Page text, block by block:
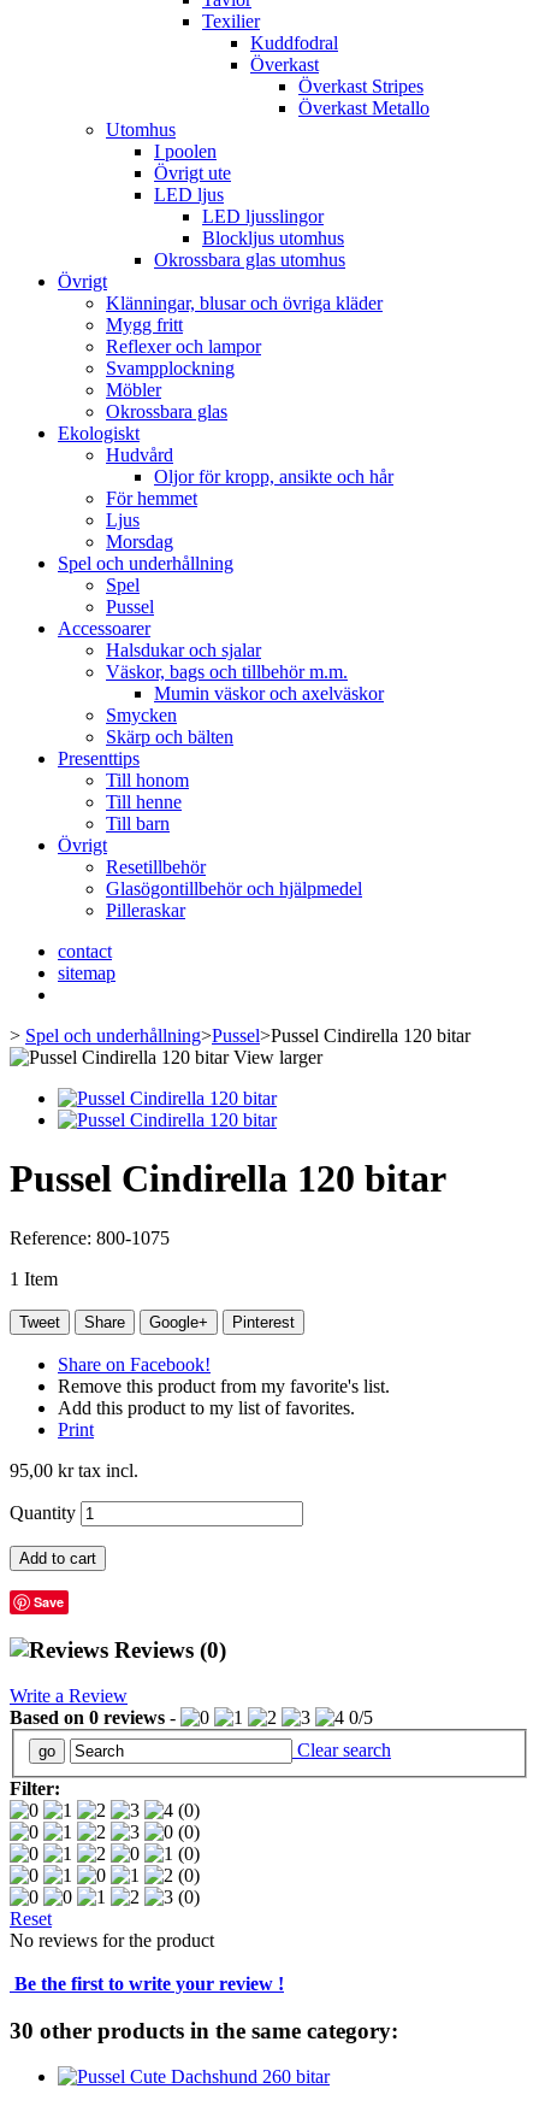
Texilier
Kuddfodral
Överkast
Överkast Stripes
Överkast Metallo
Utomhus
I poolen
Övrigt ute
LED ljus
LED ljusslingor
Blockljus utomhus
Okrossbara glas utomhus
Övrigt
Klänningar, blusar och övriga kläder
Mygg fritt
Reflexer och lampor
Svampplockning
Möbler
Okrossbara glas
Ekologiskt
Hudvård
Oljor för kropp, ansikte och hår
För hemmet
Ljus
Morsdag
Spel och underhållning
Spel
Pussel
Accessoarer
Halsdukar och sjalar
Väskor, bags och tillbehör m.m.
Mumin väskor och axelväskor
Smycken
Skärp och bälten
Presenttips
Till honom
Till henne
Till barn
Övrigt
Resetillbehör
Glasögontillbehör och hjälpmedel
Pilleraskar
contact
sitemap
> Spel och underhållning>Pussel>Pussel Cindirella 120 bitar
View larger
Pussel Cindirella 120 bitar
Reference: 800-1075
1 Item
Tweet Share Google+ Pinterest
Share on Facebook!
Remove this product from my favorite's list.
Add this product to my list of favorites.
Print
95,00 krtax incl.
Quantity
Add to cart
Save
Reviews (0)
Write a Review
Based on 0 reviews - 0/5
Clear search
Filter:
(0)
(0)
(0)
(0)
(0)
Reset
No reviews for the product
Be the first to write your review !
30 other products in the same category: